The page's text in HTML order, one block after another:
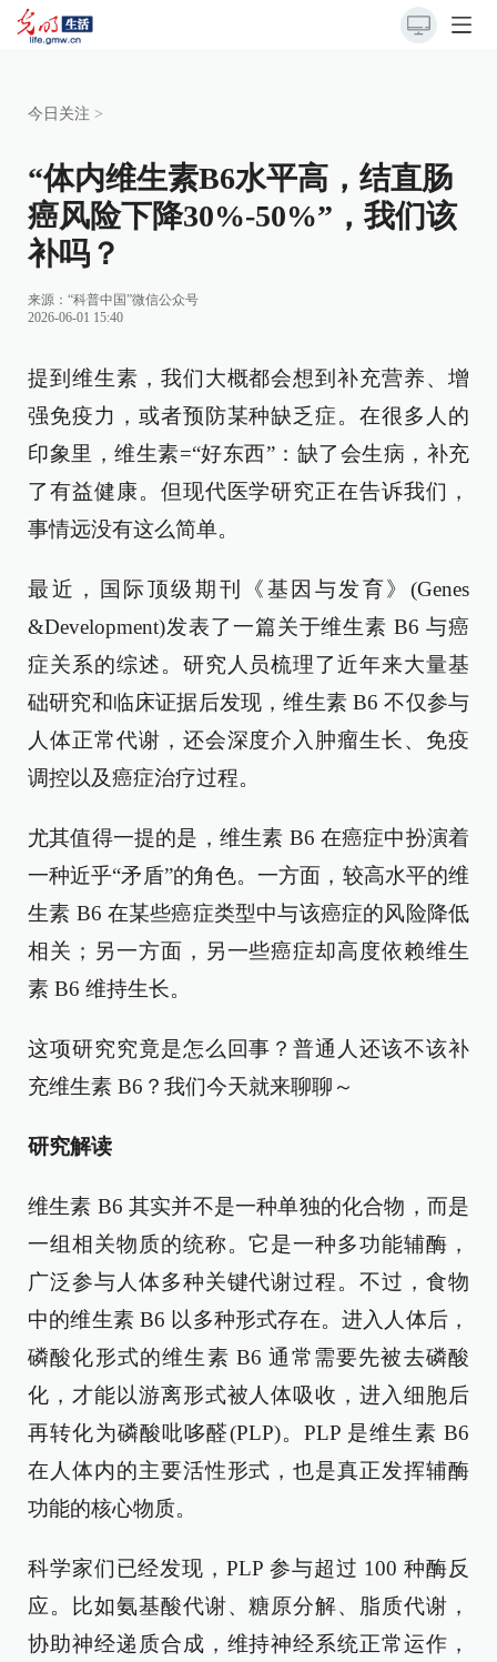
今日关注 >
“体内维生素B6水平高，结直肠
癌风险下降30%-50%”，我们该
补吗？
来源： “科普中国”微信公众号
2026-06-01 15:40
提到维生素，我们大概都会想到补充营养、增
强免疫力，或者预防某种缺乏症。在很多人的
印象里，维生素=“好东西”：缺了会生病，补充
了有益健康。但现代医学研究正在告诉我们，
事情远没有这么简单。
最近，国际顶级期刊《基因与发育》(Genes
&Development)发表了一篇关于维生素 B6 与癌
症关系的综述。研究人员梳理了近年来大量基
础研究和临床证据后发现，维生素 B6 不仅参与
人体正常代谢，还会深度介入肿瘤生长、免疫
调控以及癌症治疗过程。
尤其值得一提的是，维生素 B6 在癌症中扮演着
一种近乎“矛盾”的角色。一方面，较高水平的维
生素 B6 在某些癌症类型中与该癌症的风险降低
相关；另一方面，另一些癌症却高度依赖维生
素 B6 维持生长。
这项研究究竟是怎么回事？普通人还该不该补
充维生素 B6？我们今天就来聊聊～
研究解读
维生素 B6 其实并不是一种单独的化合物，而是
一组相关物质的统称。它是一种多功能辅酶，
广泛参与人体多种关键代谢过程。不过，食物
中的维生素 B6 以多种形式存在。进入人体后，
磷酸化形式的维生素 B6 通常需要先被去磷酸
化，才能以游离形式被人体吸收，进入细胞后
再转化为磷酸吡哆醛(PLP)。PLP 是维生素 B6
在人体内的主要活性形式，也是真正发挥辅酶
功能的核心物质。
科学家们已经发现，PLP 参与超过 100 种酶反
应。比如氨基酸代谢、糖原分解、脂质代谢，
协助神经递质合成，维持神经系统正常运作，